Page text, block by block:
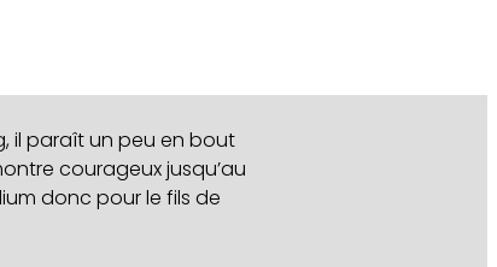
il paraît un peu en bout
courageux jusqu’au
donc pour le fils de